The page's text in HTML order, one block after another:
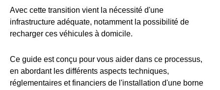
Avec cette transition vient la nécessité d'une
infrastructure adéquate, notamment la possibilité de
recharger ces véhicules à domicile.
Ce guide est conçu pour vous aider dans ce processus,
en abordant les différents aspects techniques,
réglementaires et financiers de l'installation d'une borne